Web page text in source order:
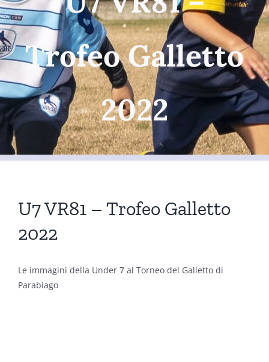
Trofeo Galletto
2022
U7 VR81 – Trofeo Galletto
2022
Le immagini della Under 7 al Torneo del Galletto di
Parabiago